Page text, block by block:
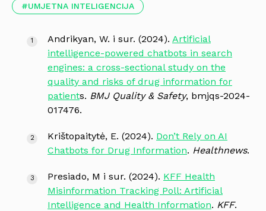
UMJETNA INTELIGENCIJA
Andrikyan, W. i sur. (2024). Artificial
intelligence-powered chatbots in search
engines: a cross-sectional study on the
quality and risks of drug information for
patients. BMJ Quality & Safety, bmjqs-2024-
017476.
Krištopaitytė, E. (2024). Don’t Rely on AI
Chatbots for Drug Information. Healthnews.
Presiado, M i sur. (2024). KFF Health
Misinformation Tracking Poll: Artificial
Intelligence and Health Information. KFF.